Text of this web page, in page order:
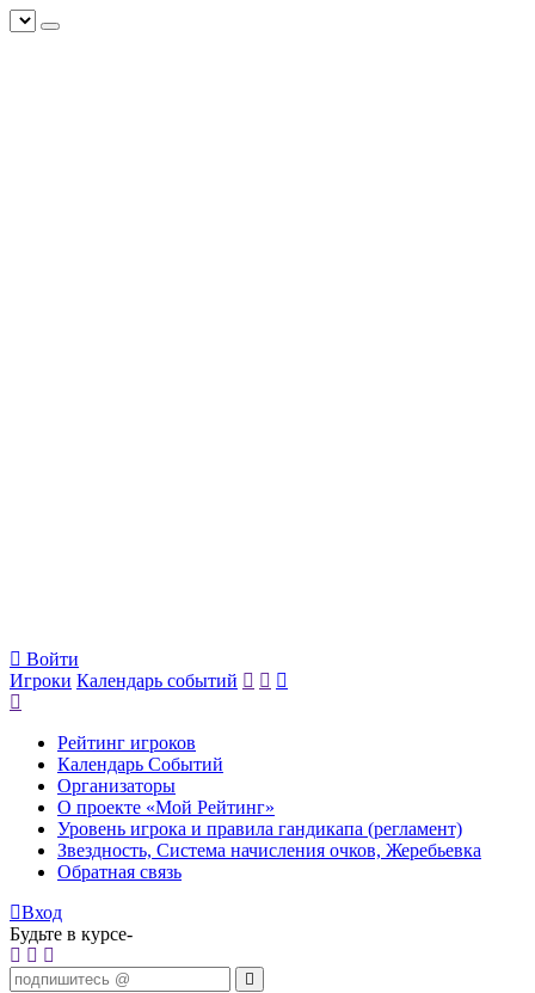
Войти
Игроки Календарь событий
Рейтинг игроков
Календарь Событий
Организаторы
О проекте «Мой Рейтинг»
Уровень игрока и правила гандикапа (регламент)
Звездность, Система начисления очков, Жеребьевка
Обратная связь
Вход
Будьте в курсе-